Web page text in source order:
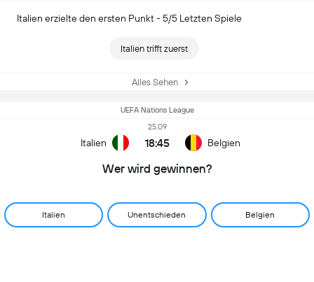
Italien erzielte den ersten Punkt - 5/5 Letzten Spiele
Italien trifft zuerst
Alles Sehen
UEFA Nations League
Italien
25.09
18:45 Belgien
Wer wird gewinnen?
Italien Unentschieden Belgien